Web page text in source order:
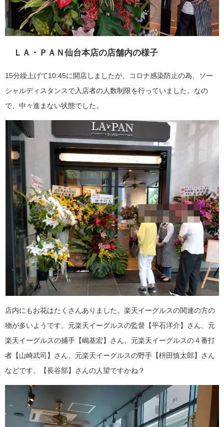
ＬＡ・ＰＡＮ仙台本店の店舗内の様子
15分繰上げて10:45に開店しましたが、コロナ感染防止の為、ソー
シャルディスタンスで入店者の人数制限を行っていました。なの
で、中々進まない状態でした。
店内にもお花はたくさんありました。楽天イーグルスの関連の方の
物が多いようです。元楽天イーグルスの監督【平石洋介】さん、元
楽天イーグルスの捕手【嶋基宏】さん、元楽天イーグルスの４番打
者【山崎武司】さん、元楽天イーグルスの野手【枡田慎太郎】さん
などです。【長谷部】さんの人望ですかね？